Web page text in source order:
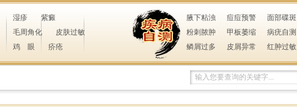
湿疹
紫癜
毛周角化
皮肤过敏
鸡 眼 疥疮
腋下粘浊 痘痘预警 面部碟斑
粉刺脓肿
甲板萎缩 病疣自测
鳞屑过多
皮屑异常 红肿过敏